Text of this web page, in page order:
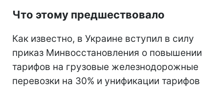
Что этому предшествовало
Как известно, в Украине вступил в силу
приказ Минвосстановления о повышении
тарифов на грузовые железнодорожные
перевозки на 30% и унификации тарифов